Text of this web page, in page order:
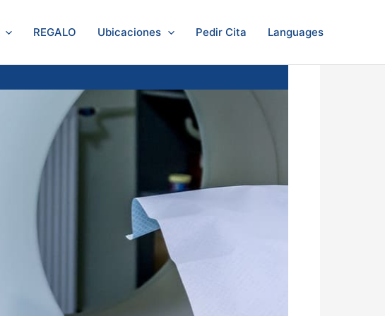
REGALO Ubicaciones Pedir Cita Languages